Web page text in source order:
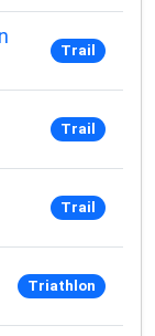
Trail
Trail
Trail
Triathlon